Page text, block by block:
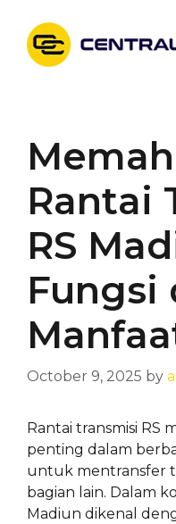
content
Rantai
RS
Fungsi
October 9, 2025 by
Rantai transmisi RS
penting dalam
untuk mentransfer
bagian lain. Dalam
Madiun dikenal